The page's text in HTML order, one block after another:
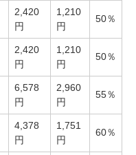
2,420
円
1,210
円
50％
2,420
円
1,210
円
50％
6,578
円
2,960
円
55％
4,378
円
1,751
円
60％